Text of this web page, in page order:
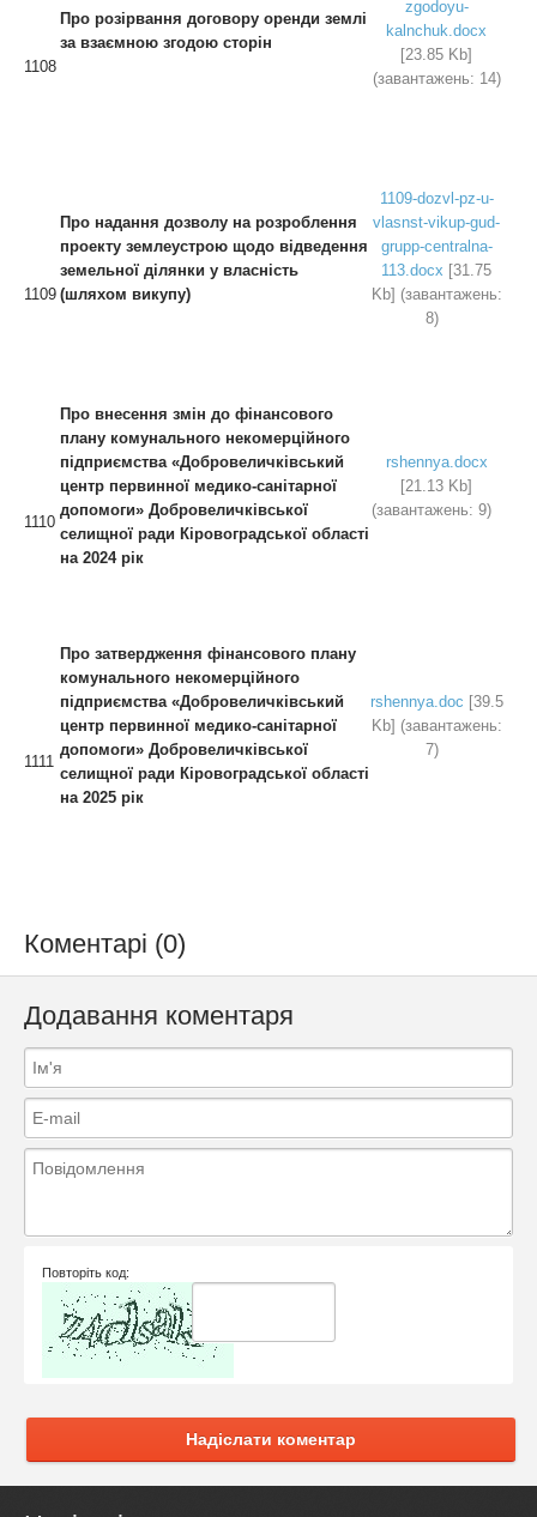
1108
Про розірвання договору оренди землі
за взаємною згодою сторін
zgodoyu-
kalnchuk.docx
[23.85 Kb]
(завантажень: 14)
1109
Про надання дозволу на розроблення
проекту землеустрою щодо відведення
земельної ділянки у власність
(шляхом викупу)
1109-dozvl-pz-u-
vlasnst-vikup-gud-
grupp-centralna-
113.docx [31.75
Kb] (завантажень:
8)
1110
Про внесення змін до фінансового
плану комунального некомерційного
підприємства «Добровеличківський
центр первинної медико-санітарної
допомоги» Добровеличківської
селищної ради Кіровоградської області
на 2024 рік
rshennya.docx
[21.13 Kb]
(завантажень: 9)
1111
Про затвердження фінансового плану
комунального некомерційного
підприємства «Добровеличківський
центр первинної медико-санітарної
допомоги» Добровеличківської
селищної ради Кіровоградської області
на 2025 рік
rshennya.doc [39.5
Kb] (завантажень:
7)
Коментарі (0)
Додавання коментаря
Повторіть код:
Надіслати коментар